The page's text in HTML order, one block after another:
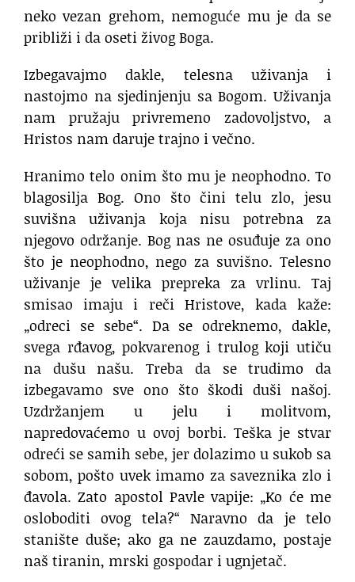
neko vezan grehom, nemoguće mu je da se
približi i da oseti živog Boga.
Izbegavajmo dakle, telesna uživanja i
nastojmo na sjedinjenju sa Bogom. Uživanja
nam pružaju privremeno zadovoljstvo, a
Hristos nam daruje trajno i večno.
Hranimo telo onim što mu je neophodno. To
blagosilja Bog. Ono što čini telu zlo, jesu
suvišna uživanja koja nisu potrebna za
njegovo održanje. Bog nas ne osuđuje za ono
što je neophodno, nego za suvišno. Telesno
uživanje je velika prepreka za vrlinu. Taj
smisao imaju i reči Hristove, kada kaže:
„odreci se sebe“. Da se odreknemo, dakle,
svega rđavog, pokvarenog i trulog koji utiču
na dušu našu. Treba da se trudimo da
izbegavamo sve ono što škodi duši našoj.
Uzdržanjem u jelu i molitvom,
napredovaćemo u ovoj borbi. Teška je stvar
odreći se samih sebe, jer dolazimo u sukob sa
sobom, pošto uvek imamo za saveznika zlo i
đavola. Zato apostol Pavle vapije: „Ko će me
osloboditi ovog tela?“ Naravno da je telo
stanište duše; ako ga ne zauzdamo, postaje
naš tiranin, mrski gospodar i ugnjetač.